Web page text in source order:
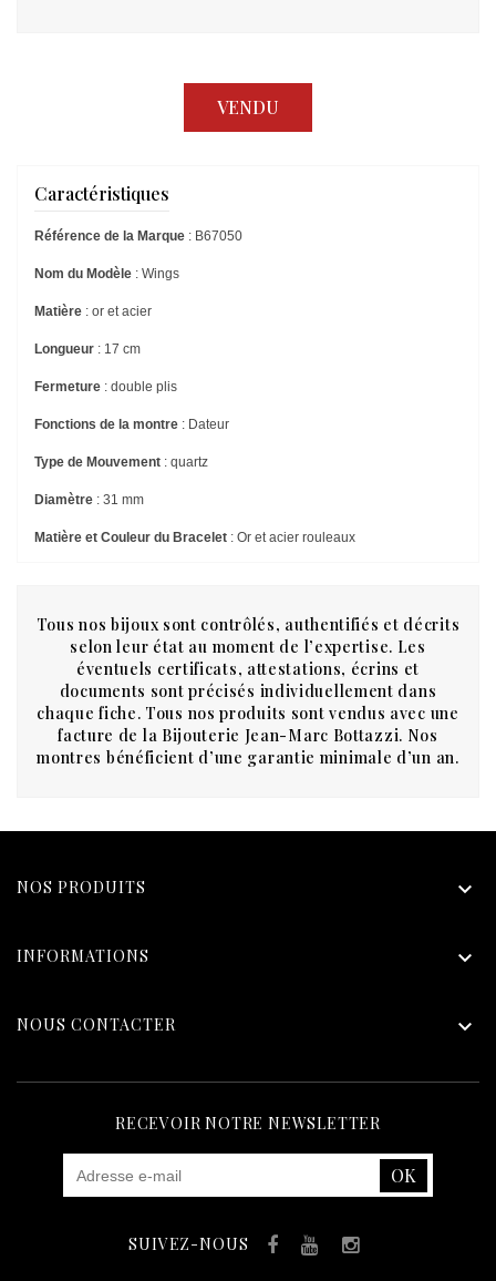
VENDU
Caractéristiques
Référence de la Marque : B67050
Nom du Modèle : Wings
Matière : or et acier
Longueur : 17 cm
Fermeture : double plis
Fonctions de la montre : Dateur
Type de Mouvement : quartz
Diamètre : 31 mm
Matière et Couleur du Bracelet : Or et acier rouleaux
Tous nos bijoux sont contrôlés, authentifiés et décrits
selon leur état au moment de l’expertise. Les
éventuels certificats, attestations, écrins et
documents sont précisés individuellement dans
chaque fiche. Tous nos produits sont vendus avec une
facture de la Bijouterie Jean-Marc Bottazzi. Nos
montres bénéficient d’une garantie minimale d’un an.
NOS PRODUITS 
INFORMATIONS 
NOUS CONTACTER 
RECEVOIR NOTRE NEWSLETTER
SUIVEZ-NOUS Facebook
YouTubeInstagram